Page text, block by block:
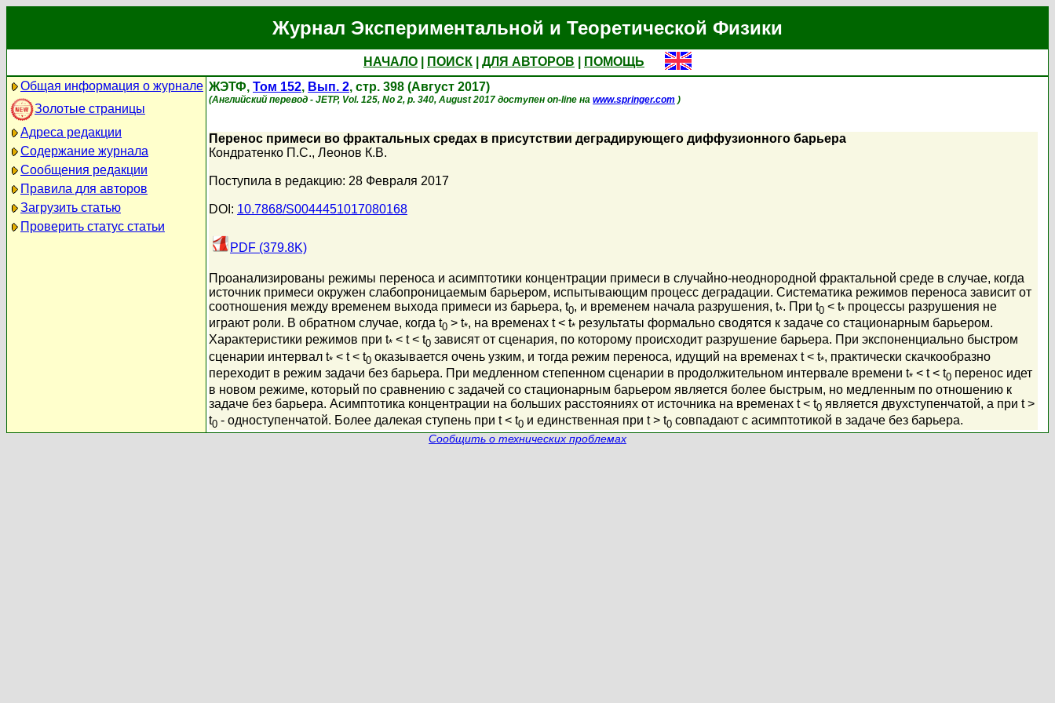
Журнал Экспериментальной и Теоретической Физики
НАЧАЛО ПОИСК ДЛЯ АВТОРОВ
ПОМОЩЬ
Общая информация о журнале
Золотые страницы
Адреса редакции
Содержание журнала
Сообщения редакции
Правила для авторов
Загрузить статью
Проверить статус статьи
ЖЭТФ, Том 152, Вып. 2, стр. 398 (Август 2017)
(Английский перевод - JETP, Vol. 125, No 2, p. 340, August 2017 доступен on-line на www.springer.com )
Перенос примеси во фрактальных средах в присутствии деградирующего диффузионного барьера
Кондратенко П.С., Леонов К.В.
Поступила в редакцию: 28 Февраля 2017
DOI: 10.7868/S0044451017080168
PDF (379.8K)
Проанализированы режимы переноса и асимптотики концентрации примеси в случайно-неоднородной фрактальной среде в случае, когда
источник примеси окружен слабопроницаемым барьером, испытывающим процесс деградации. Систематика режимов переноса зависит от
соотношения между временем выхода примеси из барьера, t0, и временем начала разрушения, t*. При t0 < t* процессы разрушения не
играют роли. В обратном случае, когда t0 > t*, на временах t < t* результаты формально сводятся к задаче со стационарным барьером.
Характеристики режимов при t* < t < t0 зависят от сценария, по которому происходит разрушение барьера. При экспоненциально быстром
сценарии интервал t* < t < t0 оказывается очень узким, и тогда режим переноса, идущий на временах t < t*, практически скачкообразно
переходит в режим задачи без барьера. При медленном степенном сценарии в продолжительном интервале времени t* < t < t0 перенос идет
в новом режиме, который по сравнению с задачей со стационарным барьером является более быстрым, но медленным по отношению к
задаче без барьера. Асимптотика концентрации на больших расстояниях от источника на временах t < t0 является двухступенчатой, а при t >
t0 - одноступенчатой. Более далекая ступень при t < t0 и единственная при t > t0 совпадают с асимптотикой в задаче без барьера.
Сообщить о технических проблемах